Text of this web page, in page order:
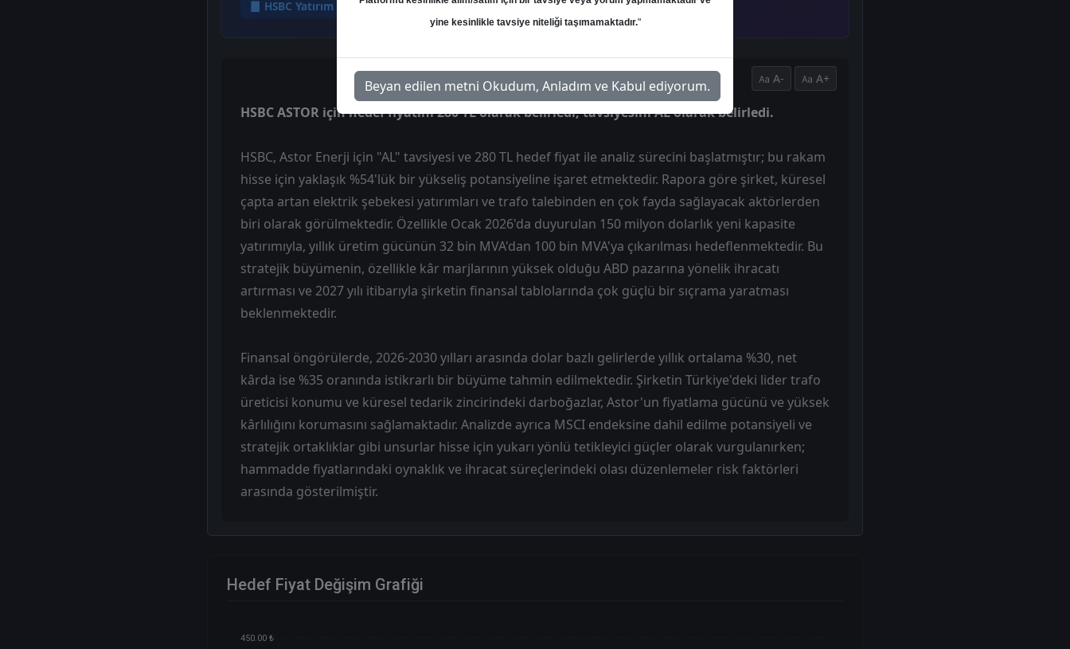
HSBC Yatırım Hedef: 280.00 ₺ Potansiyel: %0.00
A- A+
HSBC ASTOR için hedef fiyatını 280 TL olarak belirledi, tavsiyesini AL olarak belirledi.
HSBC, Astor Enerji için "AL" tavsiyesi ve 280 TL hedef fiyat ile analiz sürecini başlatmıştır; bu rakam
hisse için yaklaşık %54'lük bir yükseliş potansiyeline işaret etmektedir. Rapora göre şirket, küresel
çapta artan elektrik şebekesi yatırımları ve trafo talebinden en çok fayda sağlayacak aktörlerden
biri olarak görülmektedir. Özellikle Ocak 2026'da duyurulan 150 milyon dolarlık yeni kapasite
yatırımıyla, yıllık üretim gücünün 32 bin MVA'dan 100 bin MVA'ya çıkarılması hedeflenmektedir. Bu
stratejik büyümenin, özellikle kâr marjlarının yüksek olduğu ABD pazarına yönelik ihracatı
artırması ve 2027 yılı itibarıyla şirketin finansal tablolarında çok güçlü bir sıçrama yaratması
beklenmektedir.
Finansal öngörülerde, 2026-2030 yılları arasında dolar bazlı gelirlerde yıllık ortalama %30, net
kârda ise %35 oranında istikrarlı bir büyüme tahmin edilmektedir. Şirketin Türkiye'deki lider trafo
üreticisi konumu ve küresel tedarik zincirindeki darboğazlar, Astor'un fiyatlama gücünü ve yüksek
kârlılığını korumasını sağlamaktadır. Analizde ayrıca MSCI endeksine dahil edilme potansiyeli ve
stratejik ortaklıklar gibi unsurlar hisse için yukarı yönlü tetikleyici güçler olarak vurgulanırken;
hammadde fiyatlarındaki oynaklık ve ihracat süreçlerindeki olası düzenlemeler risk faktörleri
arasında gösterilmiştir.
Hedef Fiyat Değişim Grafiği
450.00 ₺
yine kesinlikle tavsiye niteliği taşımamaktadır."
Beyan edilen metni Okudum, Anladım ve Kabul ediyorum.